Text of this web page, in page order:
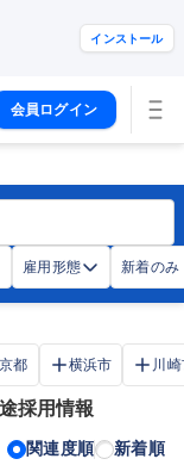
インストール
会員ログイン
雇用形態 新着のみ
都 横浜市 川
採用情報
関連度順 新着順